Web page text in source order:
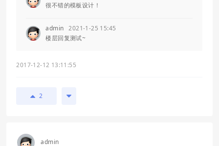
很不错的模板设计！
admin
2021-1-25 15:45
楼层回复测试~
2017-12-12 13:11:55
2
admin